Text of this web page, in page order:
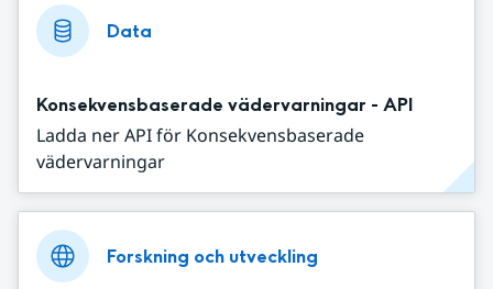
Data
Konsekvensbaserade vädervarningar - API
Ladda ner API för Konsekvensbaserade
vädervarningar
Forskning och utveckling